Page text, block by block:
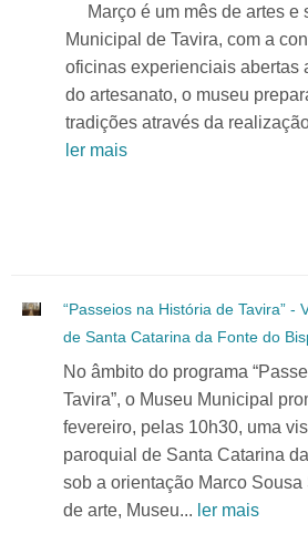
Março é um mês de artes e
Municipal de Tavira, com a
oficinas experienciais abertas
do artesanato, o museu
tradições através da
ler mais
“Passeios na História de Tavira” -
de Santa Catarina da Fonte do
No âmbito do programa
Tavira”, o Museu Municipal
fevereiro, pelas 10h30, uma
paroquial de Santa Catarina
sob a orientação Marco
de arte, Museu... ler mais